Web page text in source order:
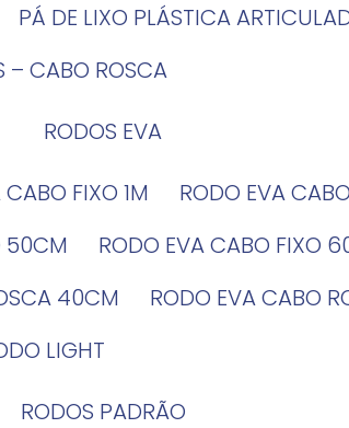
PÁ DE LIXO PLÁSTICA
– CABO ROSCA
RODOS EVA
CABO FIXO 1M
RODO EVA
50CM RODO EVA CABO FIXO
40CM
RODO EVA CABO
LIGHT
RODOS PADRÃO